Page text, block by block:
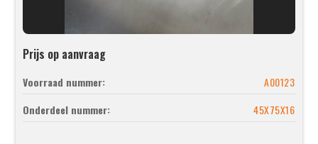
Prijs op aanvraag
Voorraad nummer:
A00123
Onderdeel nummer:
45X75X16